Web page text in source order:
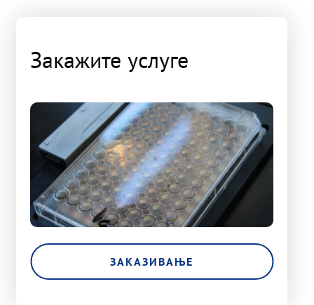
Закажите услуге
ЗАКАЗИВАЊЕ